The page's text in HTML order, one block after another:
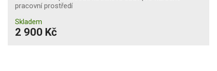
pracovní prostředí
Skladem
2 900 Kč